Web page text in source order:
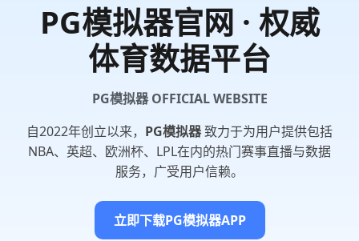
PG模拟器官网 · 权威
体育数据平台
PG模拟器 OFFICIAL WEBSITE
自2022年创立以来， PG模拟器致力于为用户提供包括
NBA、英超、欧洲杯、LPL在内的热门赛事直播与数据
服务，广受用户信赖。
立即下载PG模拟器APP